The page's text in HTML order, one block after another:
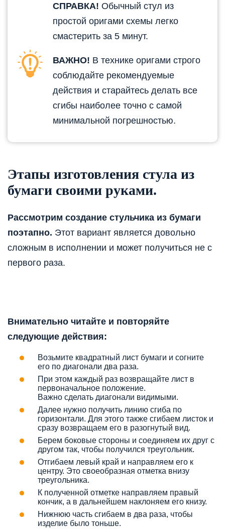
СПРАВКА! Обычный стул из
простой оригами схемы легко
смастерить за 5 минут.
ВАЖНО! В технике оригами строго
соблюдайте рекомендуемые
действия и старайтесь делать все
сгибы наиболее точно с самой
минимальной погрешностью.
Этапы изготовления стула из
бумаги своими руками.
Рассмотрим создание стульчика из бумаги
поэтапно. Этот вариант является довольно
сложным в исполнении и может получиться не с
первого раза.
Внимательно читайте и повторяйте
следующие действия:
Возьмите квадратный лист бумаги и согните
его по диагонали два раза.
При этом каждый раз возвращайте лист в
первоначальное положение.
Важно сделать диагонали видимыми.
Далее нужно получить линию сгиба по
горизонтали. Для этого также сгибаем листок и
сразу возвращаем его в разогнутый вид.
Берем боковые стороны и соединяем их друг с
другом так, чтобы получился треугольник.
Отгибаем левый край и направляем его к
центру. Это своеобразная отметка внизу
треугольника.
К полученной отметке направляем правый
кончик, а в дальнейшем наклоняем его книзу.
Нижнюю часть сгибаем в два раза, чтобы
изделие было тоньше.